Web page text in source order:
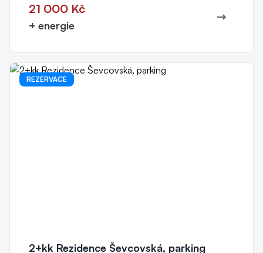
21 000 Kč
+ energie
REZERVACE
2+kk Rezidence Ševcovská, parking